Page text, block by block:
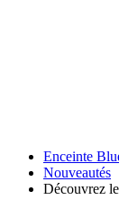
Enceinte
Nouveautés
Découvrez